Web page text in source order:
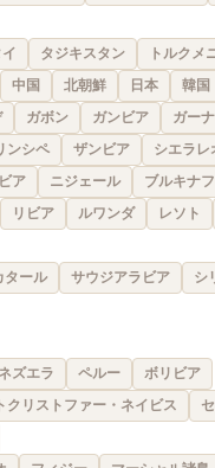
タジキスタン トルクメ
中国 北朝鮮 日本
韓国
ガボン ガンビア ガーナ
ンシペ ザンビア シエラレ
ア ニジェール ブルキナ
リビア ルワンダ レソト
タール サウジアラビア シ
ズエラ ペルー
ボリビア
クリストファー・ネイビス